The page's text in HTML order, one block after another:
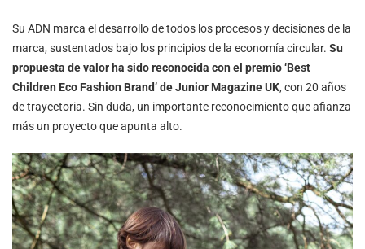
Su ADN marca el desarrollo de todos los procesos y decisiones de la
marca, sustentados bajo los principios de la economía circular. Su
propuesta de valor ha sido reconocida con el premio ‘Best
Children Eco Fashion Brand’ de Junior Magazine UK, con 20 años
de trayectoria. Sin duda, un importante reconocimiento que afianza
más un proyecto que apunta alto.